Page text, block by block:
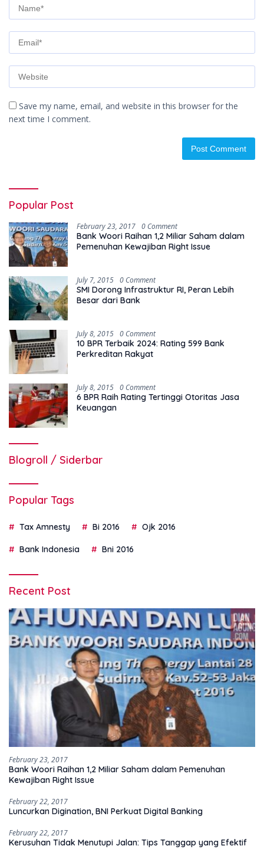
Save my name, email, and website in this browser for the
next time I comment.
Popular Post
February 23, 2017 0 Comment
Bank Woori Raihan 1,2 Miliar Saham dalam
Pemenuhan Kewajiban Right Issue
July 7, 2015 0 Comment
SMI Dorong Infrastruktur RI, Peran Lebih
Besar dari Bank
July 8, 2015 0 Comment
10 BPR Terbaik 2024: Rating 599 Bank
Perkreditan Rakyat
July 8, 2015 0 Comment
6 BPR Raih Rating Tertinggi Otoritas Jasa
Keuangan
Blogroll / Siderbar
Popular Tags
Tax Amnesty Bi 2016 Ojk 2016
Bank Indonesia Bni 2016
Recent Post
February 23, 2017
Bank Woori Raihan 1,2 Miliar Saham dalam Pemenuhan
Kewajiban Right Issue
February 22, 2017
Luncurkan Digination, BNI Perkuat Digital Banking
February 22, 2017
Kerusuhan Tidak Menutupi Jalan: Tips Tanggap yang Efektif